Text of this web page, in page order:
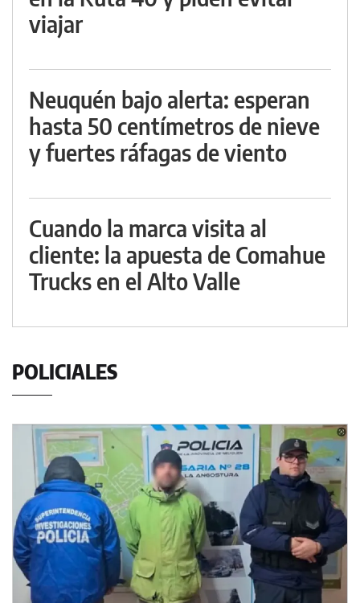
viajar
Neuquén bajo alerta: esperan
hasta 50 centímetros de nieve
y fuertes ráfagas de viento
Cuando la marca visita al
cliente: la apuesta de Comahue
Trucks en el Alto Valle
POLICIALES